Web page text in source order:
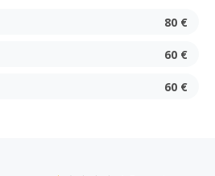
80 €
60 €
60 €